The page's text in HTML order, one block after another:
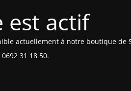
est actif
actuellement à notre boutique de
31 18 50.